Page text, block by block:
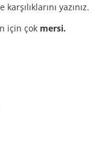
yazınız.
için çok mersi.